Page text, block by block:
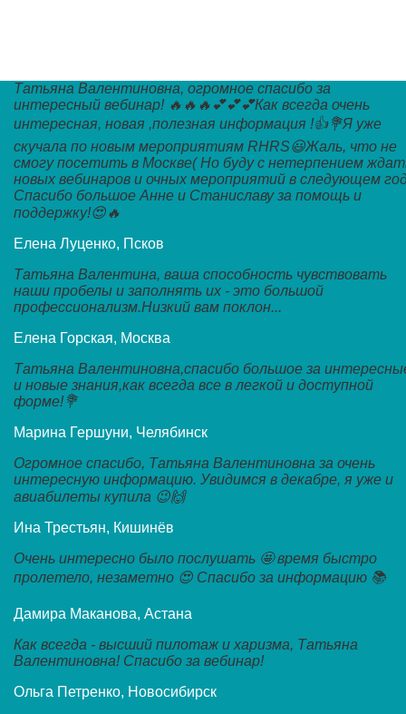
Татьяна Валентиновна, огромное спасибо за
интересный вебинар! 🔥🔥🔥💕💕💕Как всегда очень
интересная, новая ,полезная информация !👍💐Я уже
скучала по новым мероприятиям RHRS😃Жаль, что не
смогу посетить в Москве( Но буду с нетерпением
новых вебинаров и очных мероприятий в следующем
Спасибо большое Анне и Станиславу за помощь и
поддержку!😍🔥
Елена Луценко, Псков
Татьяна Валентина, ваша способность чувствовать
наши пробелы и заполнять их - это большой
профессионализм.Низкий вам поклон...
Елена Горская, Москва
Татьяна Валентиновна,спасибо большое за
и новые знания,как всегда все в легкой и доступной
форме!💐
Марина Гершуни, Челябинск
Огромное спасибо, Татьяна Валентиновна за очень
интересную информацию. Увидимся в декабре, я уже и
авиабилеты купила 😉🙌
Ина Трестьян, Кишинёв
Очень интересно было послушать 🤩 время быстро
пролетело, незаметно 😍 Спасибо за информацию 📚
Дамира Маканова, Астана
Как всегда - высший пилотаж и харизма, Татьяна
Валентиновна! Спасибо за вебинар!
Ольга Петренко, Новосибирск